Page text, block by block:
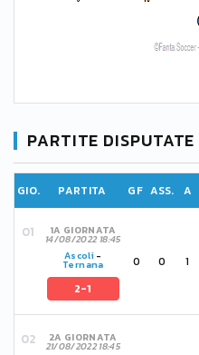
PARTITE DISPUTATE
GIO. PARTITA GF ASS. A
1A GIORNATA
14/08/2022 18:45
Ascoli -
Ternana
2-1
0 0 1
2A GIORNATA
21/08/2022 18:45